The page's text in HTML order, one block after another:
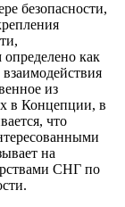
безопасности,
как
из
в Концепции, в
что
на
СНГ по